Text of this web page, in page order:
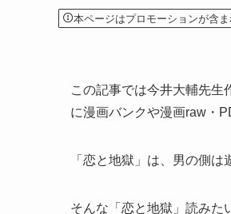
本ページはプロモーションが含
この記事では今井大輔先生
に漫画バンクや漫画raw・
「恋と地獄」は、男の側
そんな「恋と地獄」読みた